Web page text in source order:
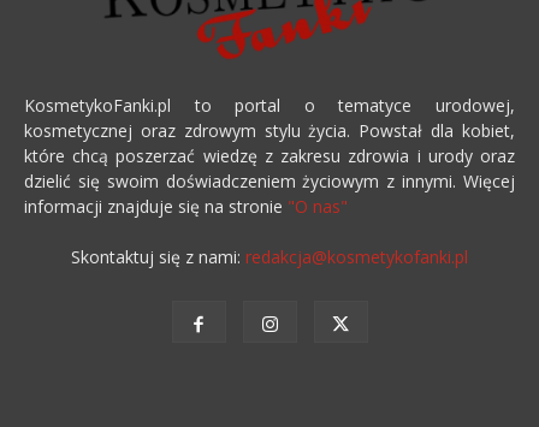
KosmetykoFanki.pl to portal o tematyce urodowej,
kosmetycznej oraz zdrowym stylu życia. Powstał dla kobiet,
które chcą poszerzać wiedzę z zakresu zdrowia i urody oraz
dzielić się swoim doświadczeniem życiowym z innymi. Więcej
informacji znajduje się na stronie "O nas"
Skontaktuj się z nami: redakcja@kosmetykofanki.pl